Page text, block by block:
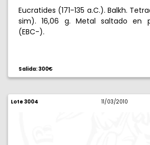
Eucratides (171-135 a.C.). Balkh.
sim). 16,06 g. Metal saltado en
(EBC-).
Salida: 300€
Lote 3004 11/03/2010